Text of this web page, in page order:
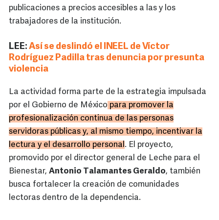
publicaciones a precios accesibles a las y los
trabajadores de la institución.
LEE: Así se deslindó el INEEL de Víctor
Rodríguez Padilla tras denuncia por presunta
violencia
La actividad forma parte de la estrategia impulsada
por el Gobierno de México para promover la
profesionalización continua de las personas
servidoras públicas y, al mismo tiempo, incentivar la
lectura y el desarrollo personal . El proyecto,
promovido por el director general de Leche para el
Bienestar, Antonio Talamantes Geraldo, también
busca fortalecer la creación de comunidades
lectoras dentro de la dependencia.